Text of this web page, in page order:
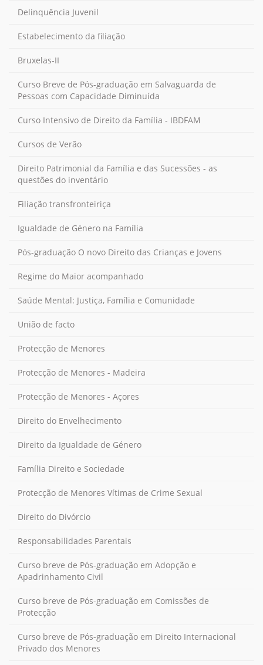
Delinquência Juvenil
Estabelecimento da filiação
Bruxelas-II
Curso Breve de Pós-graduação em Salvaguarda de
Pessoas com Capacidade Diminuída
Curso Intensivo de Direito da Família - IBDFAM
Cursos de Verão
Direito Patrimonial da Família e das Sucessões - as
questões do inventário
Filiação transfronteiriça
Igualdade de Género na Família
Pós-graduação O novo Direito das Crianças e Jovens
Regime do Maior acompanhado
Saúde Mental: Justiça, Família e Comunidade
União de facto
Protecção de Menores
Protecção de Menores - Madeira
Protecção de Menores - Açores
Direito do Envelhecimento
Direito da Igualdade de Género
Família Direito e Sociedade
Protecção de Menores Vítimas de Crime Sexual
Direito do Divórcio
Responsabilidades Parentais
Curso breve de Pós-graduação em Adopção e
Apadrinhamento Civil
Curso breve de Pós-graduação em Comissões de
Protecção
Curso breve de Pós-graduação em Direito Internacional
Privado dos Menores